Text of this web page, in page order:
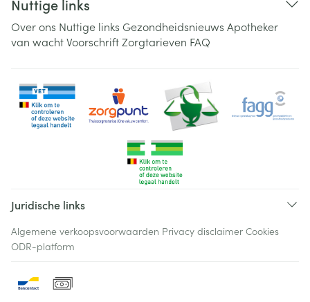
Nuttige links
Over ons Nuttige links Gezondheidsnieuws Apotheker
van wachtVoorschriftZorgtarieven FAQ
Juridische links
Algemene verkoopsvoorwaarden Privacy disclaimer Cookies
ODR-platform